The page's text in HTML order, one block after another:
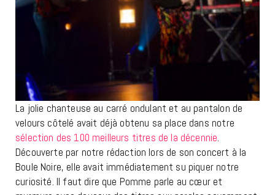
La jolie chanteuse au carré ondulant et au pantalon de
velours côtelé avait déjà obtenu sa place dans notre
sélection des 100 meilleurs titres de la décennie.
Découverte par notre rédaction lors de son concert à la
Boule Noire, elle avait immédiatement su piquer notre
curiosité. Il faut dire que Pomme parle au cœur et